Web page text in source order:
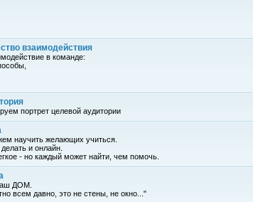
взаимодействия
в команде:
портрет целевой аудитории
научить желающих учиться.
и онлайн.
- но каждый может найти, чем помочь.
ДОМ.
всем давно, это не стены, не окно..."